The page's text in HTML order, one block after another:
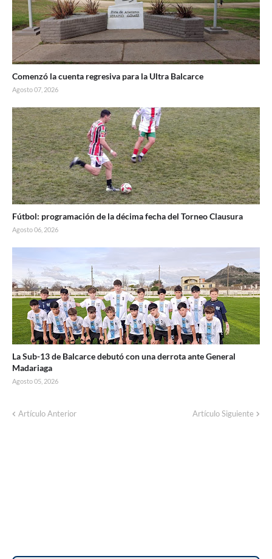
Comenzó la cuenta regresiva para la Ultra Balcarce
Agosto 07, 2026
Fútbol: programación de la décima fecha del Torneo Clausura
Agosto 06, 2026
La Sub-13 de Balcarce debutó con una derrota ante General
Madariaga
Agosto 05, 2026
Artículo Anterior Artículo Siguiente